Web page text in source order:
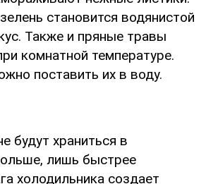
становится водянистой
Также и пряные травы
комнатной температуре.
поставить их в воду.
будут храниться в
лишь быстрее
холодильника создает